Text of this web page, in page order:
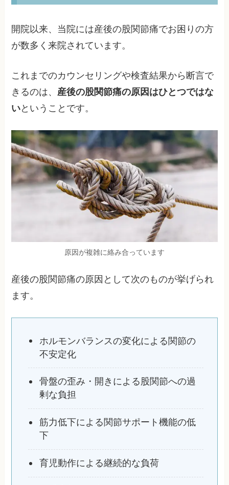
開院以来、当院には産後の股関節痛でお困りの方
が数多く来院されています。
これまでのカウンセリングや検査結果から断言で
きるのは、 産後の股関節痛の原因はひとつではな
いということです。
原因が複雑に絡み合っています
産後の股関節痛の原因として次のものが挙げられ
ます。
ホルモンバランスの変化による関節の
不安定化
骨盤の歪み・開きによる股関節への過
剰な負担
筋力低下による関節サポート機能の低
下
育児動作による継続的な負荷